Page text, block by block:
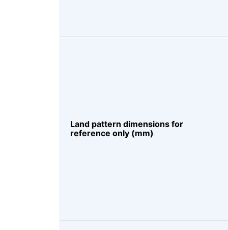
Land pattern dimensions for
reference only (mm)